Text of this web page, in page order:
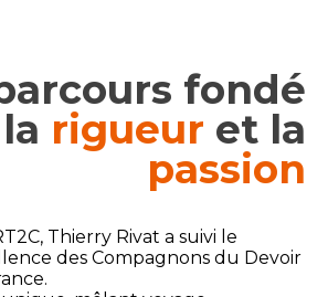
fondé
rigueur et la
passion
Thierry Rivat a suivi le
des Compagnons du Devoir